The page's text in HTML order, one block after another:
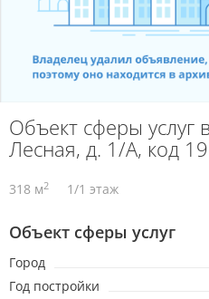
Объект сферы услуг
Лесная, д. 1/А, код
318 м2 1/1 этаж
Объект сферы услуг
Город
Год постройки